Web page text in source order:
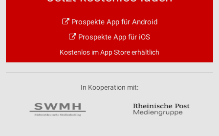
Prospekte App für Android
Prospekte App für iOS
Kostenlos im App Store erhältlich
In Kooperation mit: